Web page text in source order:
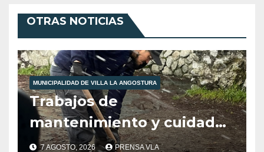
OTRAS NOTICIAS
MUNICIPALIDAD DE VILLA LA ANGOSTURA
Trabajos de
mantenimiento y cuidados
ciudadanos en el marco de
7 AGOSTO, 2026 PRENSA VLA